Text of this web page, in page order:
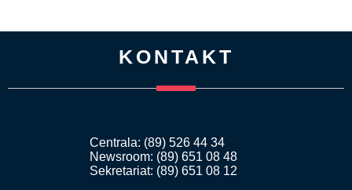
KONTAKT
Centrala: (89) 526 44 34
Newsroom: (89) 651 08 48
Sekretariat: (89) 651 08 12